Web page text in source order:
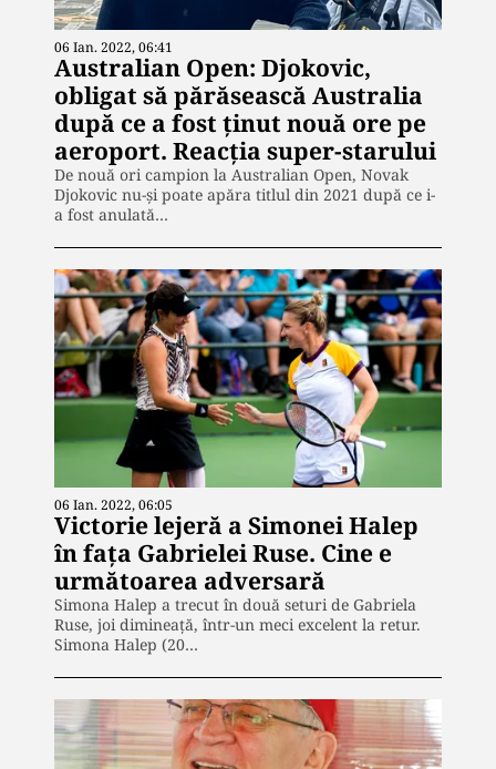
06 Ian. 2022, 06:41
Australian Open: Djokovic,
obligat să părăsească Australia
după ce a fost ținut nouă ore pe
aeroport. Reacția super-starului
De nouă ori campion la Australian Open, Novak
Djokovic nu-și poate apăra titlul din 2021 după ce i-
a fost anulată…
06 Ian. 2022, 06:05
Victorie lejeră a Simonei Halep
în fața Gabrielei Ruse. Cine e
următoarea adversară
Simona Halep a trecut în două seturi de Gabriela
Ruse, joi dimineață, într-un meci excelent la retur.
Simona Halep (20…